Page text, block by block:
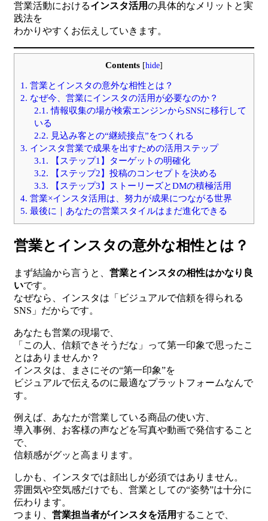
営業活動におけるインスタ活用の具体的なメリットと実
践法を
わかりやすくお伝えしていきます。
Contents [hide]
1. 営業とインスタの意外な相性とは？
2. なぜ今、営業にインスタの活用が必要なのか？
2.1. 情報収集の場が検索エンジンからSNSに移行して
いる
2.2. 見込み客との“継続接点”をつくれる
3. インスタ営業で成果を出すための活用ステップ
3.1. 【ステップ1】ターゲットの明確化
3.2. 【ステップ2】投稿のコンセプトを決める
3.3. 【ステップ3】ストーリーズとDMの積極活用
4. 営業×インスタ活用は、努力が成果につながる世界
5. 最後に｜あなたの営業スタイルはまだ進化できる
営業とインスタの意外な相性とは？
まず結論から言うと、 営業とインスタの相性はかなり良
いです。
なぜなら、インスタは「ビジュアルで信頼を得られる
SNS」だからです。
あなたも営業の現場で、
「この人、信頼できそうだな」って第一印象で思ったこ
とはありませんか？
インスタは、まさにその“第一印象”を
ビジュアルで伝えるのに最適なプラットフォームなんで
す。
例えば、あなたが営業している商品の使い方、
導入事例、お客様の声などを写真や動画で発信すること
で、
信頼感がグッと高まります。
しかも、インスタでは顔出しが必須ではありません。
雰囲気や空気感だけでも、営業としての“姿勢”は十分に
伝わります。
つまり、 営業担当者がインスタを活用することで、